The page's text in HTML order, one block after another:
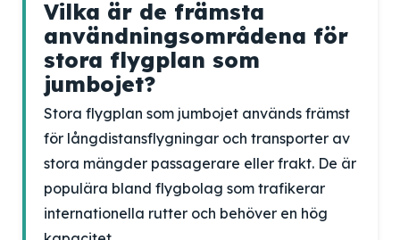
Vilka är de främsta
användningsområdena för
stora flygplan som
jumbojet?
Stora flygplan som jumbojet används främst
för långdistansflygningar och transporter av
stora mängder passagerare eller frakt. De är
populära bland flygbolag som trafikerar
internationella rutter och behöver en hög